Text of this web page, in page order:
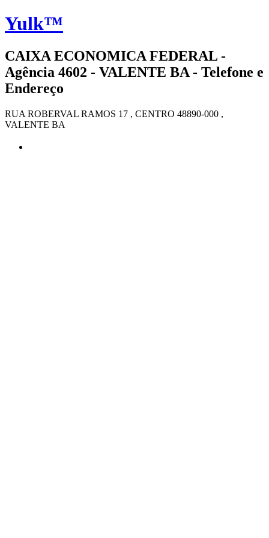
Yulk™
CAIXA ECONOMICA FEDERAL -
Agência 4602 - VALENTE BA - Telefone e
Endereço
RUA ROBERVAL RAMOS 17 , CENTRO 48890-000 ,
VALENTE BA